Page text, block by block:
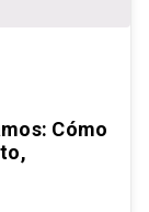
Cómo